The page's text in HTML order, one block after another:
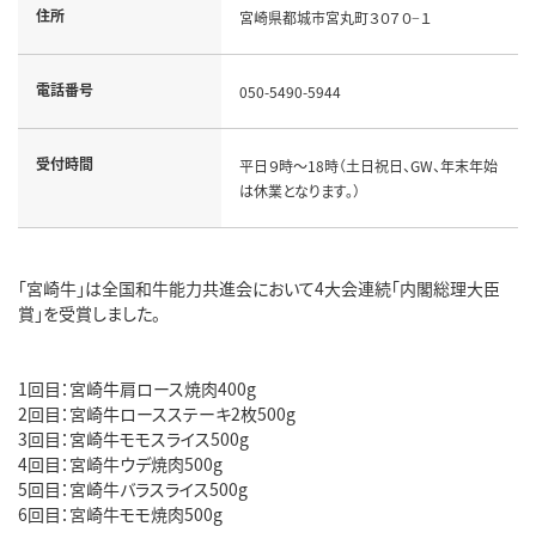
住所 宮崎県都城市宮丸町３０７０−１
電話番号 050-5490-5944
受付時間
平日９時～18時（土日祝日、GW、年末年始
は休業となります。）
「宮崎牛」は全国和牛能力共進会において4大会連続「内閣総理大臣
賞」を受賞しました。
1回目：宮崎牛肩ロース焼肉400g
2回目：宮崎牛ロースステーキ2枚500g
3回目：宮崎牛モモスライス500g
4回目：宮崎牛ウデ焼肉500g
5回目：宮崎牛バラスライス500g
6回目：宮崎牛モモ焼肉500g